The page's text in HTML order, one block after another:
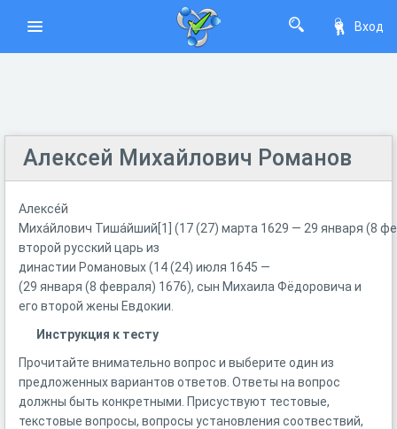
Вход
Алексей Михайлович Романов
Алексе́й
Миха́йлович Тиша́йший[1] (17 (27) марта 1629 — 29 января (8
второй русский царь из
династии Романовых (14 (24) июля 1645 —
(29 января (8 февраля) 1676), сын Михаила Фёдоровича и
его второй жены Евдокии.
Инструкция к тесту
Прочитайте внимательно вопрос и выберите один из
предложенных вариантов ответов. Ответы на вопрос
должны быть конкретными. Присуствуют тестовые,
текстовые вопросы, вопросы установления соотвествий,